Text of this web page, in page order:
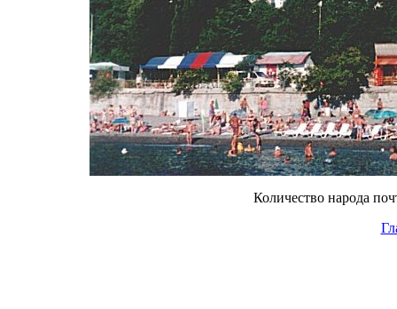
Количество народа